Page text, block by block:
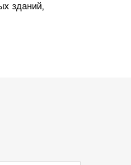
зданий,